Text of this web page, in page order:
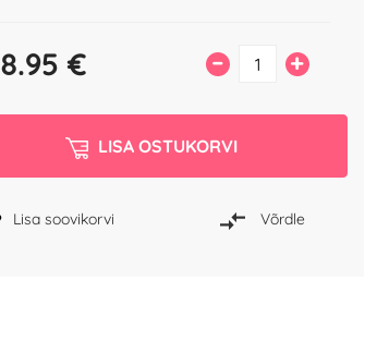
8.95 € – +
LISA OSTUKORVI
Lisa soovikorvi Võrdle